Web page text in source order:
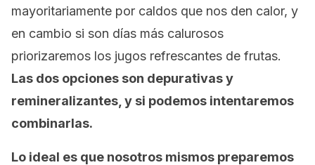
mayoritariamente por caldos que nos den calor, y
en cambio si son días más calurosos
priorizaremos los jugos refrescantes de frutas.
Las dos opciones son depurativas y
remineralizantes, y si podemos intentaremos
combinarlas.
Lo ideal es que nosotros mismos preparemos